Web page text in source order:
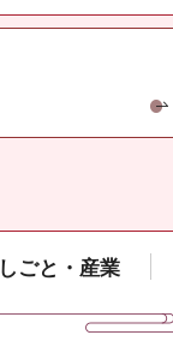
しごと・産業